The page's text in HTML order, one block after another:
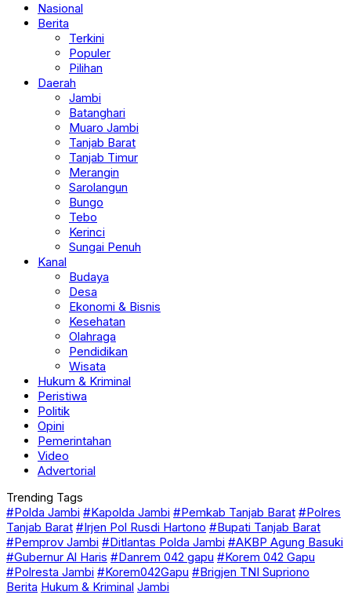
Nasional
Berita
Terkini
Populer
Pilihan
Daerah
Jambi
Batanghari
Muaro Jambi
Tanjab Barat
Tanjab Timur
Merangin
Sarolangun
Bungo
Tebo
Kerinci
Sungai Penuh
Kanal
Budaya
Desa
Ekonomi & Bisnis
Kesehatan
Olahraga
Pendidikan
Wisata
Hukum & Kriminal
Peristiwa
Politik
Opini
Pemerintahan
Video
Advertorial
Trending Tags
#Polda Jambi #Kapolda Jambi #Pemkab Tanjab Barat #Polres
Tanjab Barat #Irjen Pol Rusdi Hartono #Bupati Tanjab Barat
#Pemprov Jambi #Ditlantas Polda Jambi #AKBP Agung Basuki
#Gubernur Al Haris #Danrem 042 gapu #Korem 042 Gapu
#Polresta Jambi #Korem042Gapu #Brigjen TNI Supriono
Berita Hukum & Kriminal Jambi